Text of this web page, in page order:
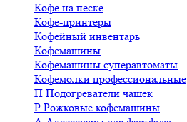
Кофе на песке
Кофе-принтеры
Кофейный инвентарь
Кофемашины
Кофемашины суперавтоматы
Кофемолки профессиональные
П Подогреватели чашек
Р Рожковые кофемашины